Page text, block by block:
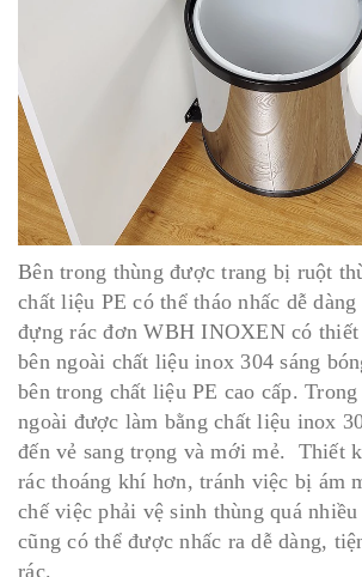
Bên trong thùng được trang bị ruột
chất liệu PE có thể tháo nhấc dễ
đựng rác đơn WBH INOXEN có thiết
bên ngoài chất liệu inox 304 sáng
bên trong chất liệu PE cao cấp.
ngoài được làm bằng chất liệu inox
đến vẻ sang trọng và mới mẻ. Thiết
rác thoáng khí hơn, tránh việc bị ám
chế việc phải vệ sinh thùng quá
cũng có thể được nhấc ra dễ dàng,
rác.